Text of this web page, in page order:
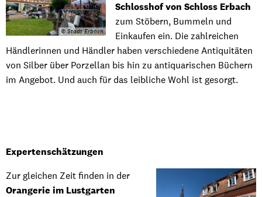
© Stadt Erbach
Schlosshof von Schloss Erbach
zum Stöbern, Bummeln und
Einkaufen ein. Die zahlreichen
Händlerinnen und Händler haben verschiedene Antiquitäten
von Silber über Porzellan bis hin zu antiquarischen Büchern
im Angebot. Und auch für das leibliche Wohl ist gesorgt.
Expertenschätzungen
Zur gleichen Zeit finden in der
Orangerie im Lustgarten